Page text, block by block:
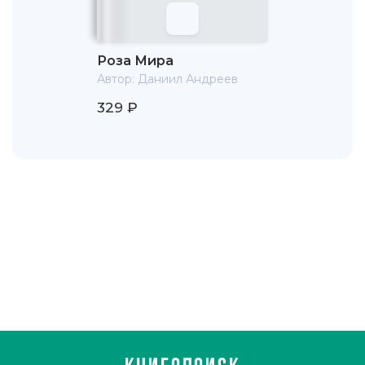
Роза Мира
Автор: Даниил Андреев
329 ₽